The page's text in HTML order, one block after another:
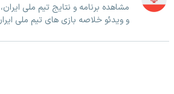
مشاهده برنامه و نتایج تیم ملی
و ویدئو خلاصه بازی های تیم ملی